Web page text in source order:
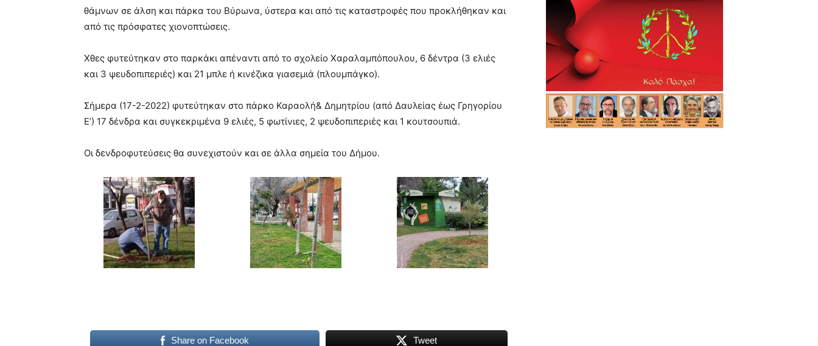
you
the
meaning
pain.
pornhun
hd
θάμνων σε άλση και πάρκα του Βύρωνα, ύστερα και από τις καταστροφές που προκλήθηκαν και
από τις πρόσφατες χιονοπτώσεις.
Χθες φυτεύτηκαν στο παρκάκι απέναντι από το σχολείο Χαραλαμπόπουλου, 6 δέντρα (3 ελιές
και 3 ψευδοπιπεριές) και 21 μπλε ή κινέζικα γιασεμιά (πλουμπάγκο).
Σήμερα (17-2-2022) φυτεύτηκαν στο πάρκο Καραολή& Δημητρίου (από Δαυλείας έως Γρηγορίου
Ε’) 17 δένδρα και συγκεκριμένα 9 ελιές, 5 φωτίνιες, 2 ψευδοπιπεριές και 1 κουτσουπιά.
Οι δενδροφυτεύσεις θα συνεχιστούν και σε άλλα σημεία του Δήμου.
Share on Facebook Tweet